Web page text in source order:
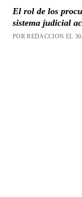
El rol de los
sistema judicial
POR REDACCION EL